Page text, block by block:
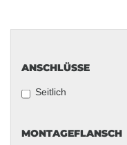
ANSCHLÜSSE
ANSCHLÜSSE
Seitlich
MONTAGEFLANSCH
MONTAGEFLANSCH